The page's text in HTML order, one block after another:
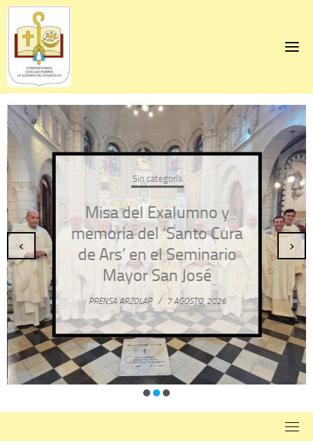
Skip
content
Sin categoría
Misa del Exalumno y
memoria del ‘Santo Cura
de Ars’ en el Seminario
Mayor San José
PRENSA ARZOLAP / 7 AGOSTO, 2026
‹ ›